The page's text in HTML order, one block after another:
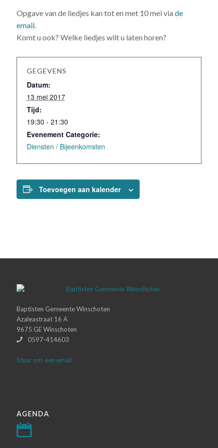
Opgave van de liedjes kan tot en met 10 mei via de
email.
Komt u ook? Welke liedjes wilt u laten horen?
GEGEVENS
Datum:
13 mei 2017
Tijd:
19:30 - 21:30
Evenement Categorie:
Diensten / Bijeenkomsten
Toevoegen aan kalender
Baptisten Gemeente Winschoten
Azaleastraat 16 A
9675 GE Winschoten
0597-414603
Stuur ons een email
AGENDA